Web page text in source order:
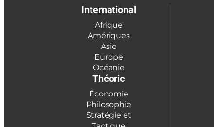
International
Afrique
Amériques
Asie
Europe
Océanie
Théorie
Économie
Philosophie
Stratégie et